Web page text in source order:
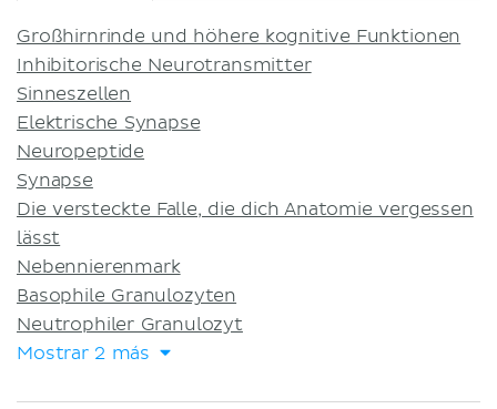
Großhirnrinde und höhere kognitive Funktionen
Inhibitorische Neurotransmitter
Sinneszellen
Elektrische Synapse
Neuropeptide
Synapse
Die versteckte Falle, die dich Anatomie vergessen
lässt
Nebennierenmark
Basophile Granulozyten
Neutrophiler Granulozyt
Mostrar 2 más